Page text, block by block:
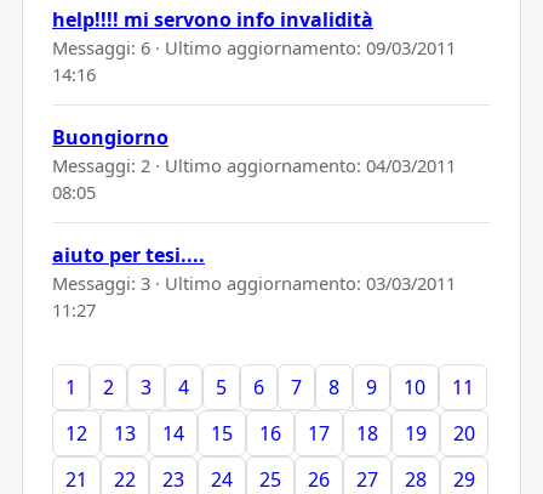
help!!!! mi servono info invalidità
Messaggi: 6 · Ultimo aggiornamento: 09/03/2011
14:16
Buongiorno
Messaggi: 2 · Ultimo aggiornamento: 04/03/2011
08:05
aiuto per tesi....
Messaggi: 3 · Ultimo aggiornamento: 03/03/2011
11:27
1 2 3 4 5 6 7 8 9 10
11
12
13 14 15 16 17 18 19
20
21
22 23 24 25 26 27 28
29